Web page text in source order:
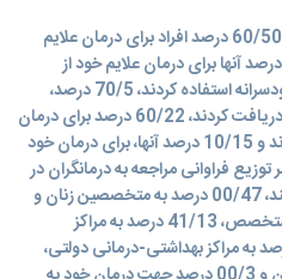
یافته های این مطالعه نشان داد تنها 60/50 درصد افراد برای درمان علایم
خود به پزشک مراجعه داشتند، 70/5 درصد آنها برای درمان علایم خود از
داروهای موجود در منزل به صورت خودسرانه استفاده کردند، 70/5 درصد،
بدون ویزیت پزشک از داروخانه دارو دریافت کردند، 60/22 درصد برای درمان
خود از روش های سنتی استفاده کردند و 10/15 درصد آنها، برای درمان خود
فراوانی مراجعه به درمانگران در
بین افرادی که به پزشک مراجعه داشتند، 00/47 درصد به متخصصین زنان و
زایمان، 00/14 درصد سایر پزشکان متخصص، 41/13 درصد به مراکز
درمانی خصوصی، 30/7 درصد به مراکز بهداشتی-درمانی دولتی،